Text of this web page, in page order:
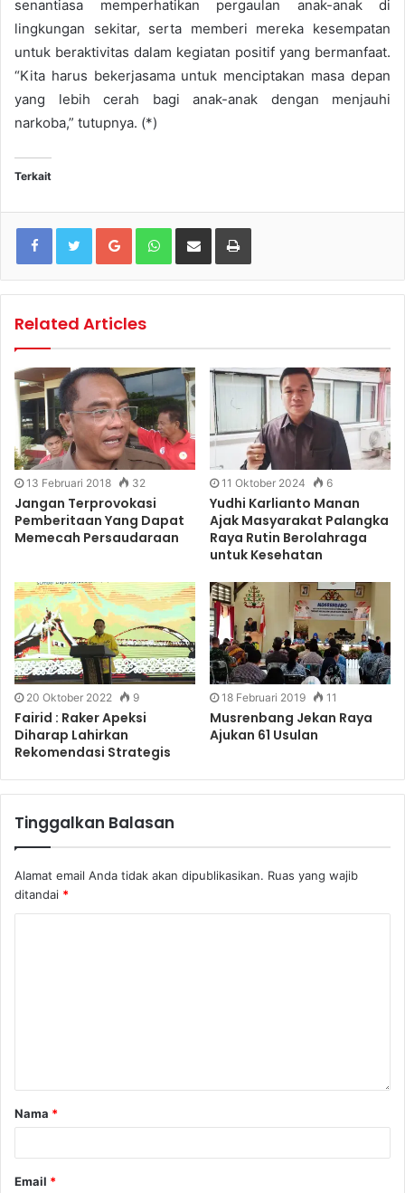
senantiasa memperhatikan pergaulan anak-anak di
lingkungan sekitar, serta memberi mereka kesempatan
untuk beraktivitas dalam kegiatan positif yang bermanfaat.
“Kita harus bekerjasama untuk menciptakan masa depan
yang lebih cerah bagi anak-anak dengan menjauhi
narkoba,” tutupnya. (*)
Terkait
Google+WhatsApp
Share via Email Print
Related Articles
13 Februari 2018 32
Jangan Terprovokasi
Pemberitaan Yang Dapat
Memecah Persaudaraan
11 Oktober 2024 6
Yudhi Karlianto Manan
Ajak Masyarakat Palangka
Raya Rutin Berolahraga
untuk Kesehatan
20 Oktober 2022 9
Fairid : Raker Apeksi
Diharap Lahirkan
Rekomendasi Strategis
18 Februari 2019 11
Musrenbang Jekan Raya
Ajukan 61 Usulan
Tinggalkan Balasan
Alamat email Anda tidak akan dipublikasikan. Ruas yang wajib
ditandai *
Nama *
Email *